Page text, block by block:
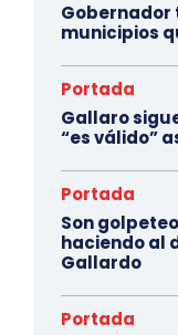
Gobernador
municipios
Portada
Gallaro
“es válido”
Portada
Son
haciendo al
Gallardo
Portada